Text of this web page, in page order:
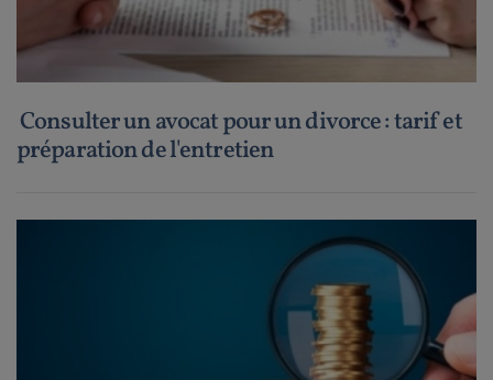
Consulter un avocat pour un divorce : tarif et
préparation de l'entretien